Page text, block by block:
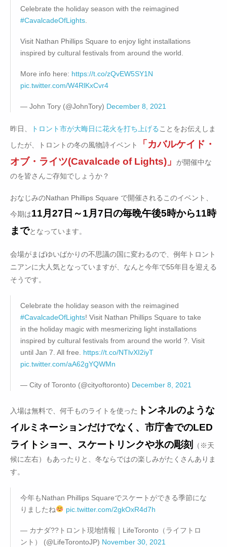
Celebrate the holiday season with the reimagined
#CavalcadeOfLights
Visit Nathan Phillips Square to enjoy light installations
inspired by cultural festivals from around the world.
More info here: https://t.co/zQvEW5SY1N
pic.twitter.com/W4RlKxCvr4
— John Tory (@JohnTory) December 8, 2021
昨日、 トロント市が大晦日に花火を打ち上げる ことをお伝えしま
したが、トロントの冬の風物詩イベント
「カバルケイド・
オブ・ライツ(Cavalcade of Lights)」
が開催中な
のを皆さんご存知でしょうか？
おなじみのNathan Phillips Square で開催されるこのイベント、
今期は11月27日～1月7日の毎晩午後5時から11時
までとなっています。
会場がまばゆいばかりの不思議の国に変わるので、例年トロント
ニアンに大人気となっていますが、なんと今年で55年目を迎える
そうです。
Celebrate the holiday season with the reimagined
#CavalcadeOfLights! Visit Nathan Phillips Square to take
in the holiday magic with mesmerizing light installations
inspired by cultural festivals from around the world ?. Visit
until Jan 7. All free. https://t.co/NTlvXI2iyT
pic.twitter.com/aA62gYQWMn
— City of Toronto (@cityoftoronto) December 8, 2021
入場は無料で、何千ものライトを使った トンネルのような
イルミネーションだけでなく、市庁舎でのLED
ライトショー、スケートリンクや氷の彫刻
（※天
候に左右）もあったりと、冬ならではの楽しみがたくさんありま
す。
今年もNathan Phillips Squareでスケートができる季節にな
りましたね
pic.twitter.com/2gkOxR4d7h
— カナダ??トロント現地情報｜LifeToronto（ライフトロ
ント） (@LifeTorontoJP) November 30, 2021